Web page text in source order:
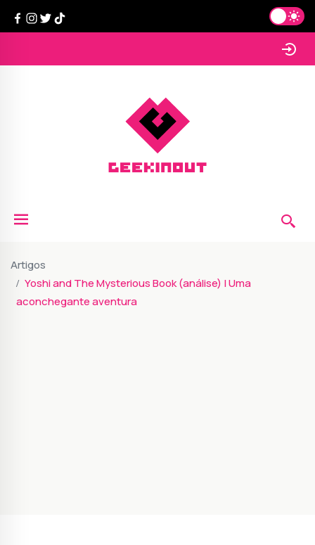
Artigos
Yoshi and The Mysterious Book (análise) | Uma
aconchegante aventura